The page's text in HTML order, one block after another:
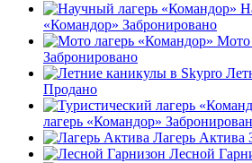
«Командор» Забронировано
Мото
Забронировано
Продано
лагерь «Командор»
Лагерь Актива
Лесной